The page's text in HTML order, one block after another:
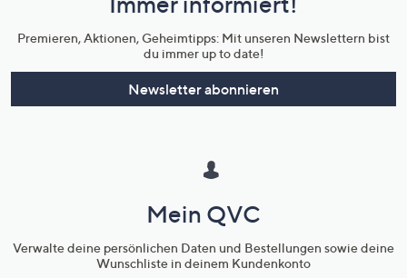
Unternehmensinformationen
Premieren, Aktionen, Geheimtipps: Mit unseren Newslettern bist
du immer up to date!
Newsletter abonnieren
Mein QVC
Verwalte deine persönlichen Daten und Bestellungen sowie deine
Wunschliste in deinem Kundenkonto